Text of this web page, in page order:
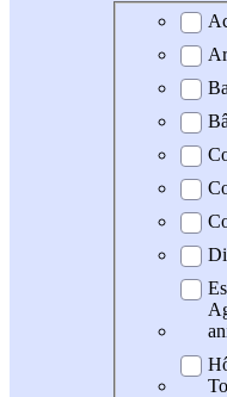
Domaine